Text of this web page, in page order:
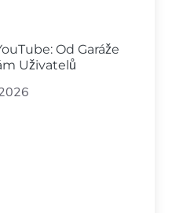
Od Garáže
Uživatelů